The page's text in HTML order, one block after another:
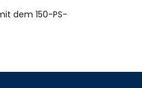
dem 150-PS-